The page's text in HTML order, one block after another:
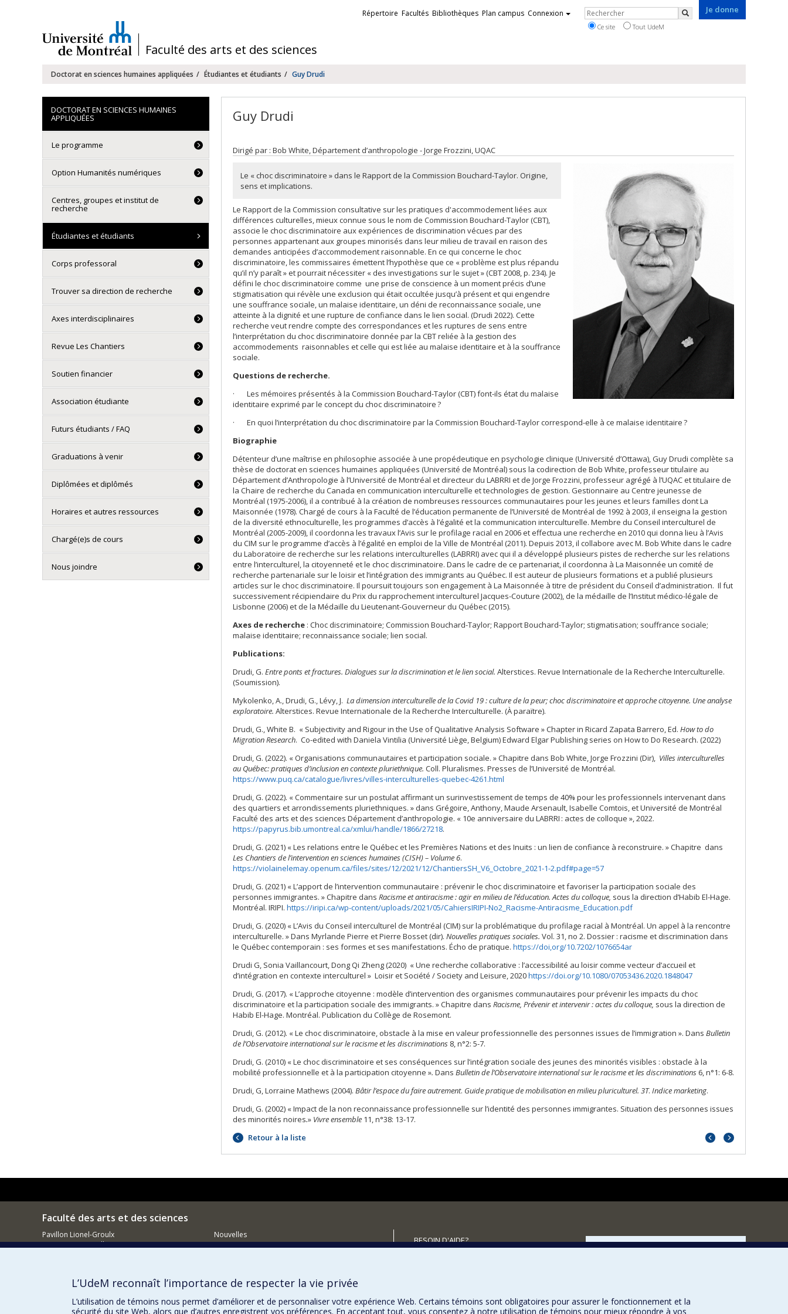
/Faculté des arts et des sciences
Je donne
Liens
externes
Répertoire Facultés Bibliothèques Plan campus Connexion Rechercher
Rechercher
Ce site Tout UdeM
Navigation
principale
Doctorat en sciences humaines appliquées Étudiantes et étudiants Guy Drudi
Guy Drudi
Dirigé par : Bob White, Département d’anthropologie - Jorge Frozzini, UQAC
Le « choc discriminatoire » dans le Rapport de la Commission Bouchard-Taylor. Origine,
sens et implications.
Le Rapport de la Commission consultative sur les pratiques d'accommodement liées aux
différences culturelles, mieux connue sous le nom de Commission Bouchard-Taylor (CBT),
associe le choc discriminatoire aux expériences de discrimination vécues par des
personnes appartenant aux groupes minorisés dans leur milieu de travail en raison des
demandes anticipées d’accommodement raisonnable. En ce qui concerne le choc
discriminatoire, les commissaires émettent l’hypothèse que ce « problème est plus répandu
qu’il n’y paraît » et pourrait nécessiter « des investigations sur le sujet » (CBT 2008, p. 234). Je
défini le choc discriminatoire comme une prise de conscience à un moment précis d’une
stigmatisation qui révèle une exclusion qui était occultée jusqu’à présent et qui engendre
une souffrance sociale, un malaise identitaire, un déni de reconnaissance sociale, une
atteinte à la dignité et une rupture de confiance dans le lien social. (Drudi 2022). Cette
recherche veut rendre compte des correspondances et les ruptures de sens entre
l’interprétation du choc discriminatoire donnée par la CBT reliée à la gestion des
accommodements raisonnables et celle qui est liée au malaise identitaire et à la souffrance
sociale.
Questions de recherche.
· Les mémoires présentés à la Commission Bouchard-Taylor (CBT) font-ils état du malaise
identitaire exprimé par le concept du choc discriminatoire ?
· En quoi l’interprétation du choc discriminatoire par la Commission Bouchard-Taylor correspond-elle à ce malaise identitaire ?
Biographie
Détenteur d’une maîtrise en philosophie associée à une propédeutique en psychologie clinique (Université d’Ottawa), Guy Drudi complète sa
thèse de doctorat en sciences humaines appliquées (Université de Montréal) sous la codirection de Bob White, professeur titulaire au
Département d’Anthropologie à l’Université de Montréal et directeur du LABRRI et de Jorge Frozzini, professeur agrégé à l’UQAC et titulaire de
la Chaire de recherche du Canada en communication interculturelle et technologies de gestion. Gestionnaire au Centre jeunesse de
Montréal (1975-2006), il a contribué à la création de nombreuses ressources communautaires pour les jeunes et leurs familles dont La
Maisonnée (1978). Chargé de cours à la Faculté de l’éducation permanente de l’Université de Montréal de 1992 à 2003, il enseigna la gestion
de la diversité ethnoculturelle, les programmes d’accès à l’égalité et la communication interculturelle. Membre du Conseil interculturel de
Montréal (2005-2009), il coordonna les travaux l’Avis sur le profilage racial en 2006 et effectua une recherche en 2010 qui donna lieu à l’Avis
du CIM sur le programme d’accès à l’égalité en emploi de la Ville de Montréal (2011). Depuis 2013, il collabore avec M. Bob White dans le cadre
du Laboratoire de recherche sur les relations interculturelles (LABRRI) avec qui il a développé plusieurs pistes de recherche sur les relations
entre l’interculturel, la citoyenneté et le choc discriminatoire. Dans le cadre de ce partenariat, il coordonna à La Maisonnée un comité de
recherche partenariale sur le loisir et l’intégration des immigrants au Québec. Il est auteur de plusieurs formations et a publié plusieurs
articles sur le choc discriminatoire. Il poursuit toujours son engagement à La Maisonnée à titre de président du Conseil d’administration. Il fut
successivement récipiendaire du Prix du rapprochement interculturel Jacques-Couture (2002), de la médaille de l’Institut médico-légale de
Lisbonne (2006) et de la Médaille du Lieutenant-Gouverneur du Québec (2015).
Axes de recherche : Choc discriminatoire; Commission Bouchard-Taylor; Rapport Bouchard-Taylor; stigmatisation; souffrance sociale;
malaise identitaire; reconnaissance sociale; lien social.
Publications:
Drudi, G. Entre ponts et fractures. Dialogues sur la discrimination et le lien social. Alterstices. Revue Internationale de la Recherche Interculturelle.
(Soumission).
Mykolenko, A., Drudi, G., Lévy, J. La dimension interculturelle de la Covid 19 : culture de la peur; choc discriminatoire et approche citoyenne. Une analyse
exploratoire. Alterstices. Revue Internationale de la Recherche Interculturelle. (À paraïtre).
Drudi, G., White B. « Subjectivity and Rigour in the Use of Qualitative Analysis Software » Chapter in Ricard Zapata Barrero, Ed. How to do
Migration Research. Co-edited with Daniela Vintilia (Université Liège, Belgium) Edward Elgar Publishing series on How to Do Research. (2022)
Drudi, G. (2022). « Organisations communautaires et participation sociale. » Chapitre dans Bob White, Jorge Frozzini (Dir), Villes interculturelles
au Québec: pratiques d’inclusion en contexte pluriethnique. Coll. Pluralismes. Presses de l’Université de Montréal.
https://www.puq.ca/catalogue/livres/villes-interculturelles-quebec-4261.html
Drudi, G. (2022). « Commentaire sur un postulat affirmant un surinvestissement de temps de 40% pour les professionnels intervenant dans
des quartiers et arrondissements pluriethniques. » dans Grégoire, Anthony, Maude Arsenault, Isabelle Comtois, et Université de Montréal
Faculté des arts et des sciences Département d’anthropologie. « 10e anniversaire du LABRRI : actes de colloque », 2022.
https://papyrus.bib.umontreal.ca/xmlui/handle/1866/27218.
Drudi, G. (2021) « Les relations entre le Québec et les Premières Nations et des Inuits : un lien de confiance à reconstruire. » Chapitre dans
Les Chantiers de l’intervention en sciences humaines (CISH) – Volume 6.
https://violainelemay.openum.ca/files/sites/12/2021/12/ChantiersSH_V6_Octobre_2021-1-2.pdf#page=57
Drudi, G. (2021) « L’apport de l’intervention communautaire : prévenir le choc discriminatoire et favoriser la participation sociale des
personnes immigrantes. » Chapitre dans Racisme et antiracisme : agir en milieu de l’éducation. Actes du colloque, sous la direction d’Habib El-Hage.
Montréal. IRIPI. https://iripi.ca/wp-content/uploads/2021/05/CahiersIRIPI-No2_Racisme-Antiracisme_Education.pdf
Drudi, G. (2020) « L’Avis du Conseil interculturel de Montréal (CIM) sur la problématique du profilage racial à Montréal. Un appel à la rencontre
interculturelle. » Dans Myrlande Pierre et Pierre Bosset (dir). Nouvelles pratiques sociales. Vol. 31, no 2. Dossier : racisme et discrimination dans
le Québec contemporain : ses formes et ses manifestations. Écho de pratique. https://doi,org/10.7202/1076654ar
Drudi G, Sonia Vaillancourt, Dong Qi Zheng (2020) « Une recherche collaborative : l’accessibilité au loisir comme vecteur d’accueil et
d’intégration en contexte interculturel » Loisir et Société / Society and Leisure, 2020https://doi.org/10.1080/07053436.2020.1848047
Drudi, G. (2017). « L’approche citoyenne : modèle d’intervention des organismes communautaires pour prévenir les impacts du choc
discriminatoire et la participation sociale des immigrants. » Chapitre dans Racisme, Prévenir et intervenir : actes du colloque, sous la direction de
Habib El-Hage. Montréal. Publication du Collège de Rosemont.
Drudi, G. (2012). « Le choc discriminatoire, obstacle à la mise en valeur professionnelle des personnes issues de l’immigration ». Dans Bulletin
de l’Observatoire international sur le racisme et les discriminations 8, n°2: 5-7.
Drudi, G. (2010) « Le choc discriminatoire et ses conséquences sur l’intégration sociale des jeunes des minorités visibles : obstacle à la
mobilité professionnelle et à la participation citoyenne ». Dans Bulletin de l’Observatoire international sur le racisme et les discriminations 6, n°1: 6-8.
Drudi, G, Lorraine Mathews (2004). Bâtir l’espace du faire autrement. Guide pratique de mobilisation en milieu pluriculturel. 3T. Indice marketing.
Drudi, G. (2002) « Impact de la non reconnaissance professionnelle sur l’identité des personnes immigrantes. Situation des personnes issues
des minorités noires.» Vivre ensemble 11, n°38: 13-17.
Retour à la liste
Portrait
Portrait
DOCTORAT EN SCIENCES HUMAINES
APPLIQUÉES
Le programme
Option Humanités numériques
Centres, groupes et institut de
recherche
Étudiantes et étudiants
Corps professoral
Trouver sa direction de recherche
Axes interdisciplinaires
Revue Les Chantiers
Soutien financier
Association étudiante
Futurs étudiants / FAQ
Graduations à venir
Diplômées et diplômés
Horaires et autres ressources
Chargé(e)s de cours
Nous joindre
Faculté des arts et des sciences
Pavillon Lionel-Groulx
3150, rue Jean-Brillant
Nouvelles
Événements
BESOIN D'AIDE?
FACULTÉ DES ARTS ET DES SCIENCES
Nos programmes et cours
L’UdeM reconnaît l’importance de respecter la vie privée
L’utilisation de témoins nous permet d’améliorer et de personnaliser votre expérience Web. Certains témoins sont obligatoires pour assurer le fonctionnement et la
sécurité du site Web, alors que d’autres enregistrent vos préférences. En acceptant tout, vous consentez à notre utilisation de témoins pour mieux répondre à vos